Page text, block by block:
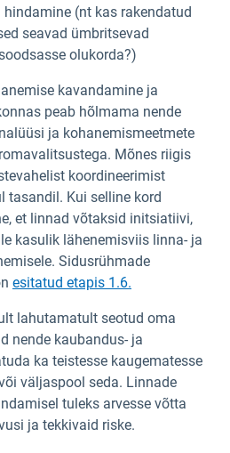
hindamine (nt kas rakendatud
seavad ümbritsevad
olukorda?)
kavandamine ja
peab hõlmama nende
ja kohanemismeetmete
Mõnes riigis
koordineerimist
tasandil. Kui selline kord
et linnad võtaksid initsiatiivi,
kasulik lähenemisviis linna- ja
Sidusrühmade
esitatud etapis 1.6.
lahutamatult seotud oma
nende kaubandus- ja
ka teistesse kaugematesse
väljaspool seda. Linnade
tuleks arvesse võtta
ja tekkivaid riske.